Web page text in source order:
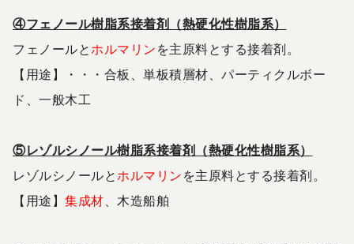
④フェノール樹脂系接着剤（熱硬化性樹脂系）
フェノールと ホルマリン を主原料とする接着剤。
【用途】・・・合板、単板積層材、パーティクルボー
ド、一般木工
⑤レゾルシノール樹脂系接着剤（熱硬化性樹脂系）
レゾルシノールと ホルマリン を主原料とする接着剤。
【用途】 集成材 、木造船舶